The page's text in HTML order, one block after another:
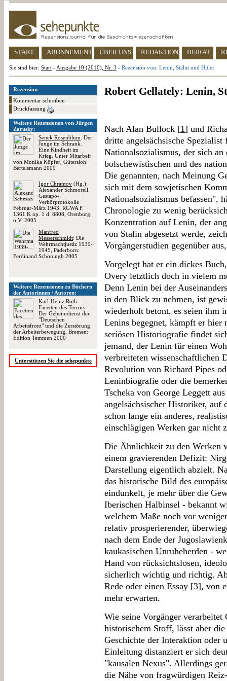
START ABONNEMENT ÜBER UNS REDAKTION BEIRAT
Sie sind hier: Start - Ausgabe 10 (2010), Nr. 3 - Rezension von: Lenin, Stalin und Hitler
Rezension
Kommentar schreiben
Druckfassung
Weitere Rezensionen von Jürgen
Zarusky:
Senek Rosenblum: Der
Junge im Schrank.
Eine Kindheit im
Krieg. Unter Mitarbeit
von Monika Köpfer, Gütersloh:
Bertelsmann 2009
Igor Chramov (Hg.):
Alexander Schmorell.
Gestapo-
Verhörprotokolle
Februar-März 1943. RGWA F.
1361 K op. 1 d. 8808, Orenburg:
o.V. 2005
Manfred
Messerschmidt: Die
Wehrmachtjustiz 1939-
1945, Paderborn:
Ferdinand Schöningh 2005
Weitere Rezensionen zu Büchern
der Autorinnen / Autoren:
Karl-Heinz Roth:
Facetten des Terrors.
Der Geheimdienst der
"Deutschen
Arbeitsfront" und die Zerstörung
der Arbeiterbewegung, Bremen:
Edition Temmen 2000
Unterstützen Sie die sehepunkte
Robert Gellately: Lenin,
Nach Alan Bullock [1] und
dritte angelsächsische Spezialist
Nationalsozialismus, der sich
bolschewistischen und des
Die genannten, nach Meinung
sich mit dem sowjetischen
Nationalsozialismus befassen",
Chronologie zu wenig
Konzentration auf Lenin, der
von Stalin abgesetzt werde,
Vorgängerstudien gegenüber
Vorgelegt hat er ein dickes
Overy letztlich doch in vielem
Denn Lenin bei der
in den Blick zu nehmen, ist
wiederholt betont, es seien ihm
Lenins begegnet, kämpft er hier
seriösen Historiografie findet
jemand, der Lenin für einen
verbreiteten wissenschaftlichen
Revolution von Richard Pipes
Leninbiografie oder die
Tscheka von George Leggett
angelsächsischer Historiker,
schon lange ein anderes,
einschlägigen Werken gar nicht
Die Ähnlichkeit zu den Werken
einem gravierenden Defizit:
Darstellung eigentlich abzielt.
das historische Bild des
eindunkelt, je mehr über die
Iberischen Halbinsel - bekannt
welchem Maße noch vor
relativ prosperierender,
nach dem Ende der
kaukasischen Unruheherden -
Hand von rücksichtslosen,
sicherlich wichtig und richtig.
Rede oder einen Essay [3], von
mehr erwarten.
Wie seine Vorgänger
historischem Stoff, lässt aber
Geschichte der Interaktion oder
Einleitung distanziert er sich
"kausalen Nexus". Allerdings
die Nähe von fragwürdigen